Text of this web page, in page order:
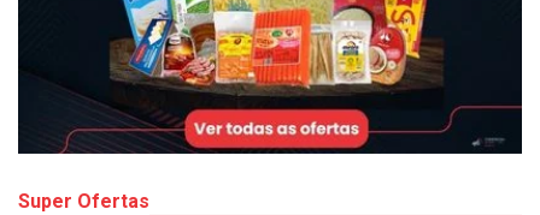
Super Ofertas